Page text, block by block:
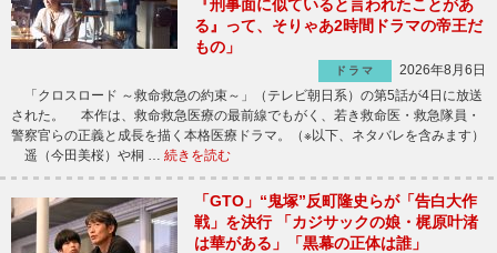
『刑事面に似ていると言われたことがあ
る』って、そりゃあ2時間ドラマの帝王だ
もの」
ドラマ
2026年8月6日
「クロスロード ～救命救急の約束～」（テレビ朝日系）の第5話が4日に放送
された。 本作は、救命救急医療の最前線でもがく、若き救命医・救急隊員・
警察官らの正義と成長を描く本格医療ドラマ。（※以下、ネタバレを含みます）
遥（今田美桜）や桐 … 続きを読む
「GTO」“鬼塚”反町隆史らが「告白大作
戦」を決行 「カジサックの娘・梶原叶渚
は華がある」「黒幕の正体は誰」